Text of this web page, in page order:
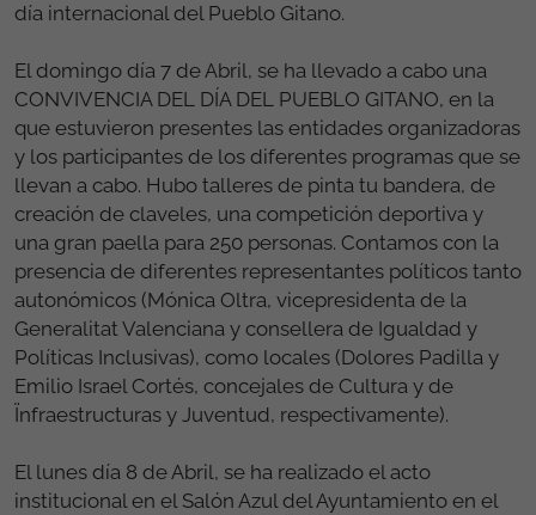
día internacional del Pueblo Gitano.
El domingo día 7 de Abril, se ha llevado a cabo una
CONVIVENCIA DEL DÍA DEL PUEBLO GITANO, en la
que estuvieron presentes las entidades organizadoras
y los participantes de los diferentes programas que se
llevan a cabo. Hubo talleres de pinta tu bandera, de
creación de claveles, una competición deportiva y
una gran paella para 250 personas. Contamos con la
presencia de diferentes representantes políticos tanto
autonómicos (Mónica Oltra, vicepresidenta de la
Generalitat Valenciana y consellera de Igualdad y
Políticas Inclusivas), como locales (Dolores Padilla y
Emilio Israel Cortés, concejales de Cultura y de
Ïnfraestructuras y Juventud, respectivamente).
El lunes día 8 de Abril, se ha realizado el acto
institucional en el Salón Azul del Ayuntamiento en el